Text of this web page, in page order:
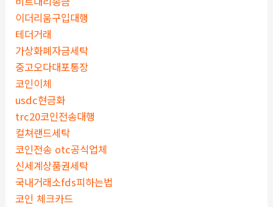
이더리움구입대행
테더거래
가상화폐자금세탁
중고오다대포통장
코인이체
usdc현금화
trc20코인전송대행
컬쳐랜드세탁
코인전송 otc공식업체
신세계상품권세탁
국내거래소fds피하는법
코인 체크카드